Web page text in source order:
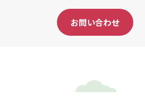
お問い合わせ